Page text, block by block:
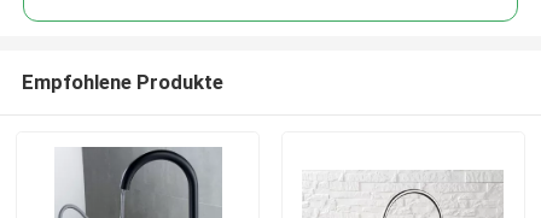
Empfohlene Produkte